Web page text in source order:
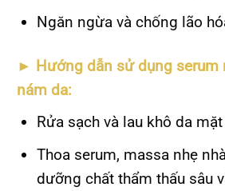
Ngăn ngừa và chống lão
► Hướng dẫn sử dụng serum
nám da:
Rửa sạch và lau khô da
Thoa serum, massa nhẹ
dưỡng chất thẩm thấu sâu